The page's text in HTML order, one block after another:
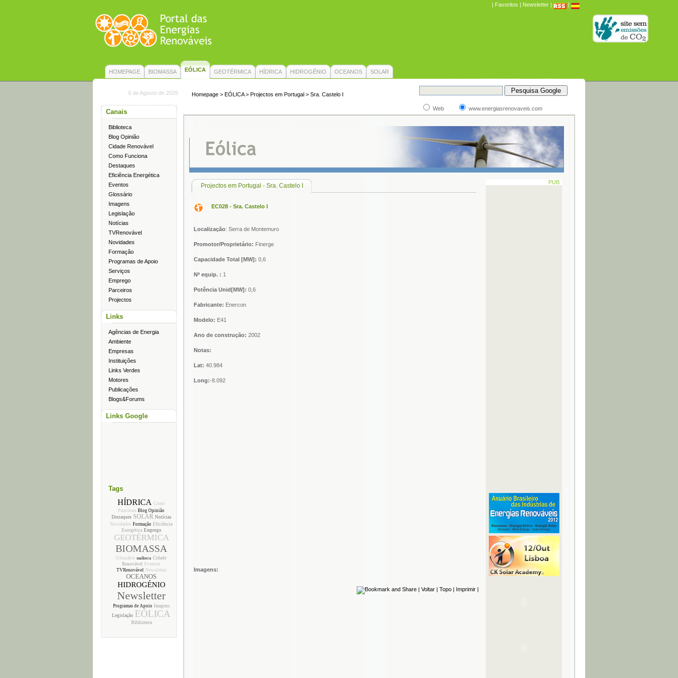
| Favoritos | Newsletter | |
HOMEPAGE BIOMASSA EÓLICA GEOTÉRMICA HÍDRICA HIDROGÉNIO OCEANOS SOLAR
6 de Agosto de 2026
Canais
Biblioteca
Blog Opinião
Cidade Renovável
Como Funciona
Destaques
Eficiência Energética
Eventos
Glossário
Imagens
Legislação
Notícias
TVRenovável
Novidades
Formação
Programas de Apoio
Serviços
Emprego
Parceiros
Projectos
Links
Agências de Energia
Ambiente
Empresas
Instituições
Links Verdes
Motores
Publicações
Blogs&Forums
Links Google
Tags
HÍDRICA Como
Funciona Blog Opinião
Destaques SOLAR Notícias
Novidades Formação Eficiência
Energética Emprego
GEOTÉRMICA
BIOMASSA
Glossário mallorca Cidade
Renovável
Eventos
TVRenovável Newsletter
OCEANOS
HIDROGÉNIO
Newsletter
Programas de Apoio Imagens
Legislação EÓLICA
Biblioteca
Homepage > EÓLICA> Projectos em Portugal > Sra. Castelo I
Web www.energiasrenovaveis.com
Projectos em Portugal - Sra. Castelo I
EC028 - Sra. Castelo I
Localização: Serra de Montemuro
Promotor/Proprietário: Finerge
Capacidade Total [MW]: 0,6
Nº equip. : 1
Potência Unid[MW]: 0,6
Fabricante: Enercon
Modelo: E41
Ano de construção: 2002
Notas:
Lat: 40.984
Long:-8.092
Imagens:
| Voltar | Topo | Imprimir |
PUB